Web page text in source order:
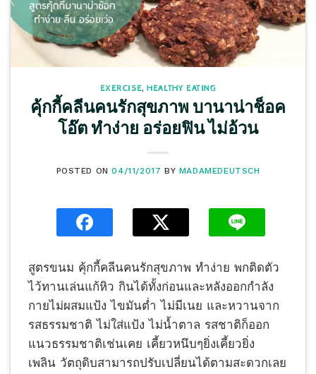
EXERCISE,HEALTHY EATING
คุ้กกี้คลีนคนรักสุขภาพ บานาน่าช็อค
โอ๊ต ทำง่าย อร่อยฟิน ไม่อ้วน
POSTED ON04/11/2017 BY MADAMEDEUTSCH
สูตรขนม คุ้กกี้คลีนคนรักสุขภาพ ทำง่าย พกติดตัว
ไว้ทานเล่นแก้หิว กินได้ทั้งก่อนและหลังออกกำลัง
กายไม่ผสมแป้ง ไขมันต่ำ ไม่มีเนย และหวานจาก
รสธรรมชาติ ไม่ใส่แป้ง ไม่น้ำตาล รสชาติ​ก็ออก
แนวธรรมชาติเช่นเคย ​เคี้ยวหนึบๆยิ่งเคี้ยวยิ่ง
เพลิน วัตถุดิบ​สามารถ​ปรับเปลี่ยนได้ตามสะดวกเลย